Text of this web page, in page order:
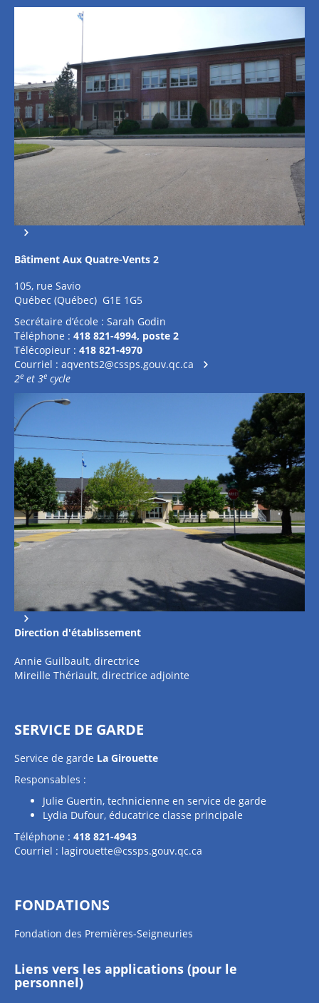
Bâtiment Aux Quatre-Vents 2
105, rue Savio
Québec (Québec) G1E 1G5
Secrétaire d’école : Sarah Godin
Téléphone : 418 821-4994, poste 2
Télécopieur : 418 821-4970
Courriel : aqvents2@cssps.gouv.qc.ca
2e et 3e cycle
Direction d'établissement
Annie Guilbault, directrice
Mireille Thériault, directrice adjointe
SERVICE DE GARDE
Service de garde La Girouette
Responsables :
Julie Guertin, technicienne en service de garde
Lydia Dufour, éducatrice classe principale
Téléphone : 418 821-4943
Courriel : lagirouette@cssps.gouv.qc.ca
FONDATIONS
Fondation des Premières-Seigneuries
Liens vers les applications (pour le
personnel)